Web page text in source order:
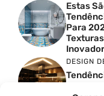
Estas
Para
DESIGN